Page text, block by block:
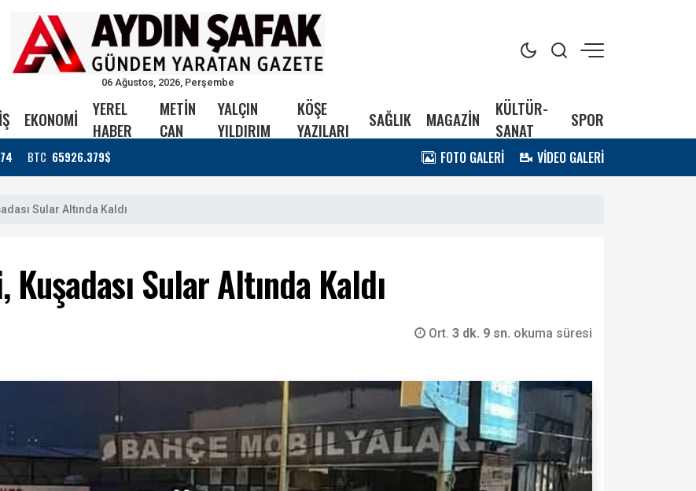
06 Ağustos, 2026, Perşembe
EKONOMİ
YEREL
HABER
METİN
CAN
YALÇIN
YILDIRIM
KÖŞE
YAZILARI
SAĞLIK MAGAZİN
KÜLTÜR-
SANAT
SPOR
BTC 65926.379$ FOTO GALERİ VİDEO GALERİ
Sular Altında Kaldı
Sular Altında Kaldı
Ort. 3 dk. 9 sn. okuma süresi